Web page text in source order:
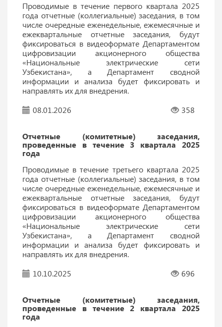
Проводимые в течение первого квартала 2025
года отчетные (коллегиальные) заседания, в том
числе очередные еженедельные, ежемесячные и
ежеквартальные отчетные заседания, будут
фиксироваться в видеоформате Департаментом
цифровизации акционерного общества
«Национальные электрические сети
Узбекистана», а Департамент сводной
информации и анализа будет фиксировать и
направлять их для внедрения.
08.01.2026
358
Отчетные (комитетные) заседания,
проведенные в течение 3 квартала 2025
года
Проводимые в течение третьего квартала 2025
года отчетные (коллегиальные) заседания, в том
числе очередные еженедельные, ежемесячные и
ежеквартальные отчетные заседания, будут
фиксироваться в видеоформате Департаментом
цифровизации акционерного общества
«Национальные электрические сети
Узбекистана», а Департамент сводной
информации и анализа будет фиксировать и
направлять их для внедрения.
10.10.2025
696
Отчетные (комитетные) заседания,
проведенные в течение 2 квартала 2025
года